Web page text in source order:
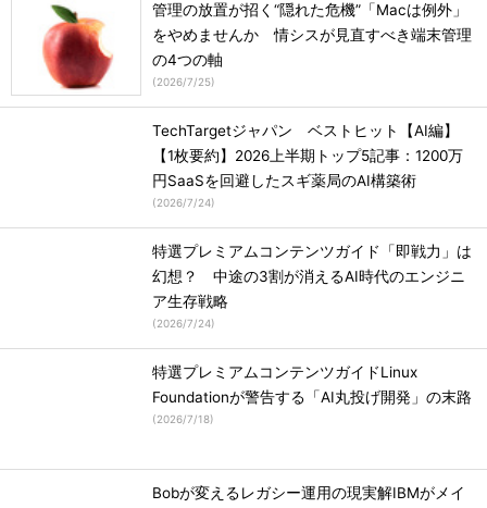
管理の放置が招く“隠れた危機”「Macは例外」
をやめませんか 情シスが見直すべき端末管理
の4つの軸
(2026/7/25)
TechTargetジャパン ベストヒット【AI編】
【1枚要約】2026上半期トップ5記事：1200万
円SaaSを回避したスギ薬局のAI構築術
(2026/7/24)
特選プレミアムコンテンツガイド「即戦力」は
幻想？ 中途の3割が消えるAI時代のエンジニ
ア生存戦略
(2026/7/24)
特選プレミアムコンテンツガイドLinux
Foundationが警告する「AI丸投げ開発」の末路
(2026/7/18)
Bobが変えるレガシー運用の現実解IBMがメイ